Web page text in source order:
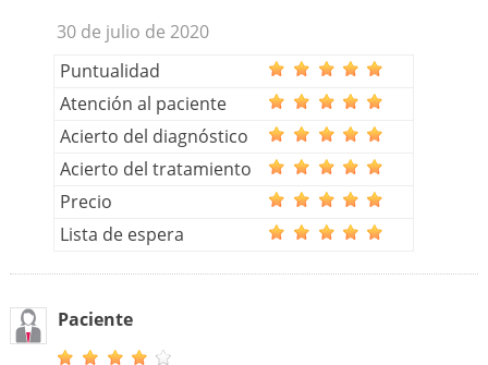
30 de julio de 2020
Puntualidad
Atención al paciente
Acierto del diagnóstico
Acierto del tratamiento
Precio
Lista de espera
Paciente